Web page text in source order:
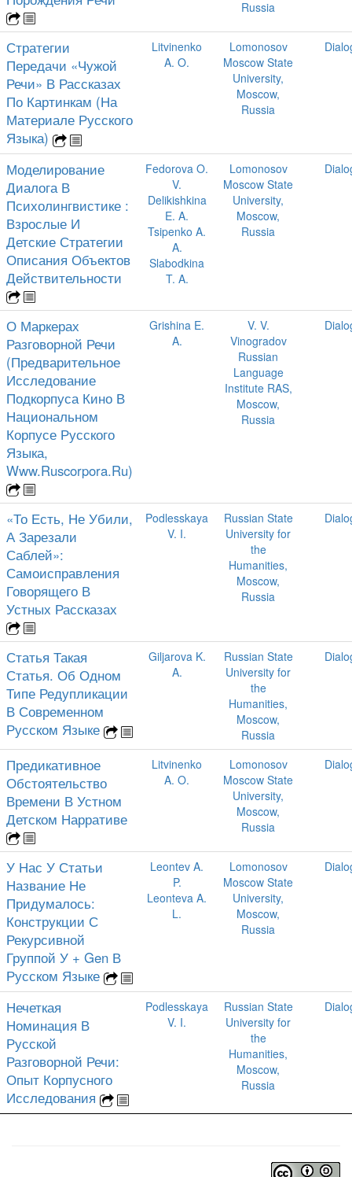
Russia
Стратегии
Передачи «Чужой
Речи» В Рассказах
По Картинкам (На
Материале Русского
Языка)
Litvinenko
A. O.
Lomonosov
Moscow State
University,
Moscow,
Russia
Моделирование
Диалога В
Психолингвистике :
Взрослые И
Детские Стратегии
Описания Объектов
Действительности
Fedorova O.
V.
Delikishkina
E. A.
Tsipenko A.
A.
Slabodkina
T. A.
Lomonosov
Moscow State
University,
Moscow,
Russia
О Маркерах
Разговорной Речи
(Предварительное
Исследование
Подкорпуса Кино В
Национальном
Корпусе Русского
Языка,
Www.Ruscorpora.Ru)
Grishina E.
A.
V. V.
Vinogradov
Russian
Language
Institute RAS,
Moscow,
Russia
«То Есть, Не Убили,
А Зарезали
Саблей»:
Самоисправления
Говорящего В
Устных Рассказах
Podlesskaya
V. I.
Russian State
University for
the
Humanities,
Moscow,
Russia
Статья Такая
Статья. Об Одном
Типе Редупликации
В Современном
Русском Языке
Giljarova K.
A.
Russian State
University for
the
Humanities,
Moscow,
Russia
Предикативное
Обстоятельство
Времени В Устном
Детском Нарративе
Litvinenko
A. O.
Lomonosov
Moscow State
University,
Moscow,
Russia
У Нас У Статьи
Название Не
Придумалось:
Конструкции С
Рекурсивной
Группой У + Gen В
Русском Языке
Leontev A.
P.
Leonteva A.
L.
Lomonosov
Moscow State
University,
Moscow,
Russia
Нечеткая
Номинация В
Русской
Разговорной Речи:
Опыт Корпусного
Исследования
Podlesskaya
V. I.
Russian State
University for
the
Humanities,
Moscow,
Russia